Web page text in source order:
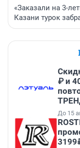
«Заказали на 3-
Казани турок
₽ и
До 15